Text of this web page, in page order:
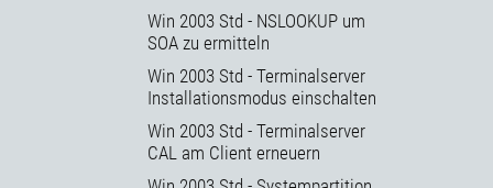
Win 2003 Std - NSLOOKUP um
SOA zu ermitteln
Win 2003 Std - Terminalserver
Installationsmodus einschalten
Win 2003 Std - Terminalserver
CAL am Client erneuern